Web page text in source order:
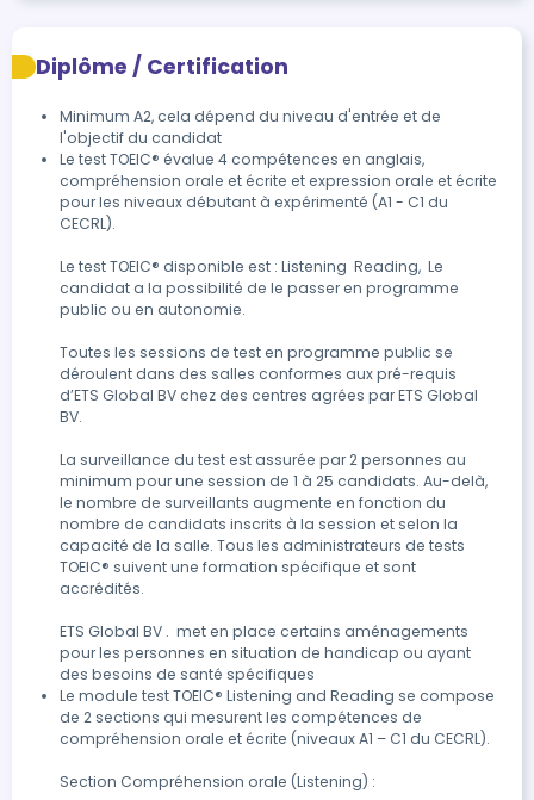
Diplôme / Certification
Minimum A2, cela dépend du niveau d'entrée et de
l'objectif du candidat
Le test TOEIC® évalue 4 compétences en anglais,
compréhension orale et écrite et expression orale et écrite
pour les niveaux débutant à expérimenté (A1 - C1 du
CECRL).
Le test TOEIC® disponible est : Listening  Reading,  Le
candidat a la possibilité de le passer en programme
public ou en autonomie.
Toutes les sessions de test en programme public se
déroulent dans des salles conformes aux pré-requis
d’ETS Global BV chez des centres agrées par ETS Global
BV.
La surveillance du test est assurée par 2 personnes au
minimum pour une session de 1 à 25 candidats. Au-delà,
le nombre de surveillants augmente en fonction du
nombre de candidats inscrits à la session et selon la
capacité de la salle. Tous les administrateurs de tests
TOEIC® suivent une formation spécifique et sont
accrédités.
ETS Global BV .  met en place certains aménagements
pour les personnes en situation de handicap ou ayant
des besoins de santé spécifiques
Le module test TOEIC® Listening and Reading se compose
de 2 sections qui mesurent les compétences de
compréhension orale et écrite (niveaux A1 – C1 du CECRL).
Section Compréhension orale (Listening) :